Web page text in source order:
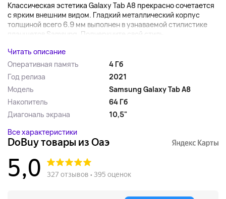
Классическая эстетика Galaxy Tab A8 прекрасно сочетается
с ярким внешним видом. Гладкий металлический корпус
толщиной всего 6.9 мм выполнен в узнаваемой стилистике
планшетов Samsung. Подчеркните свой стиль,...
Читать описание
Оперативная память
4 Гб
Год релиза
2021
Модель
Samsung Galaxy Tab A8
Накопитель
64 Гб
Диагональ экрана
10,5"
Все характеристики